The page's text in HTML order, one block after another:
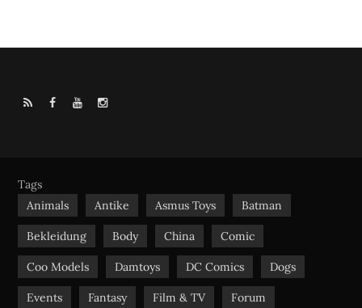
R
F
o
k
Y
e
I
r
m
Tags
Animals
Antike Asmus Toys Batman
Bekleidung Body China Comic
Coo Models Damtoys DC Comics Dogs
Events Fantasy Film & TV Forum